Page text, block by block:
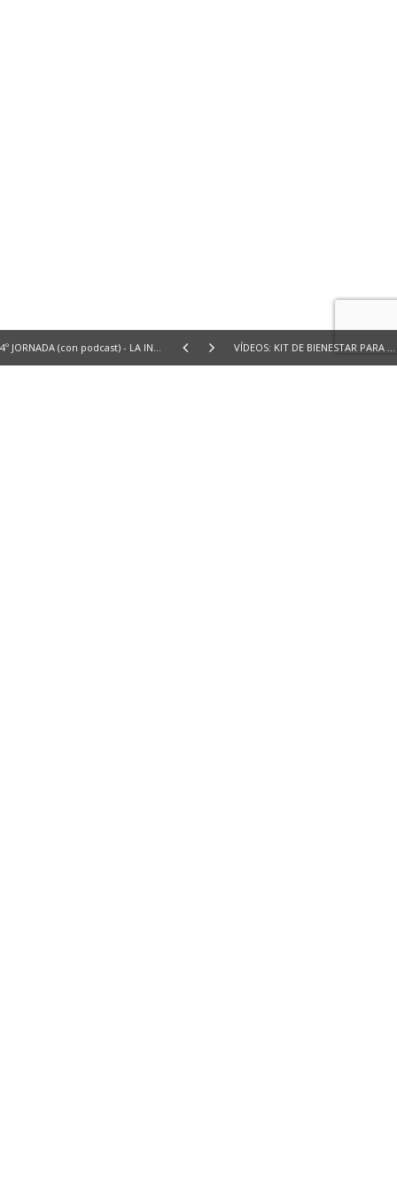
4º JORNADA (con podcast) - LA INVESTIGACIÓN SE QUITA LA BATA: ¿CÓMO INFLUYE EL MEDIOAMBIENTE EN NUESTRA SALUD? VÍDEOS: KIT DE BIENESTAR PARA MUJERES CON CÁNCER DE OVARIO Y GINECOLÓGICO